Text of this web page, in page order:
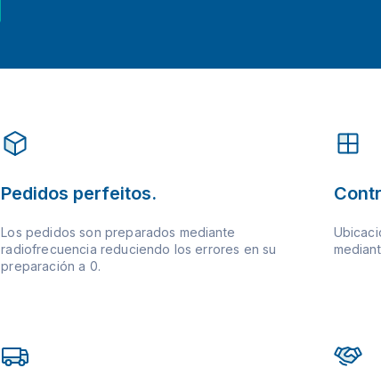
Pedidos perfeitos.
Los pedidos son preparados mediante
radiofrecuencia reduciendo los errores en su
preparación a 0.